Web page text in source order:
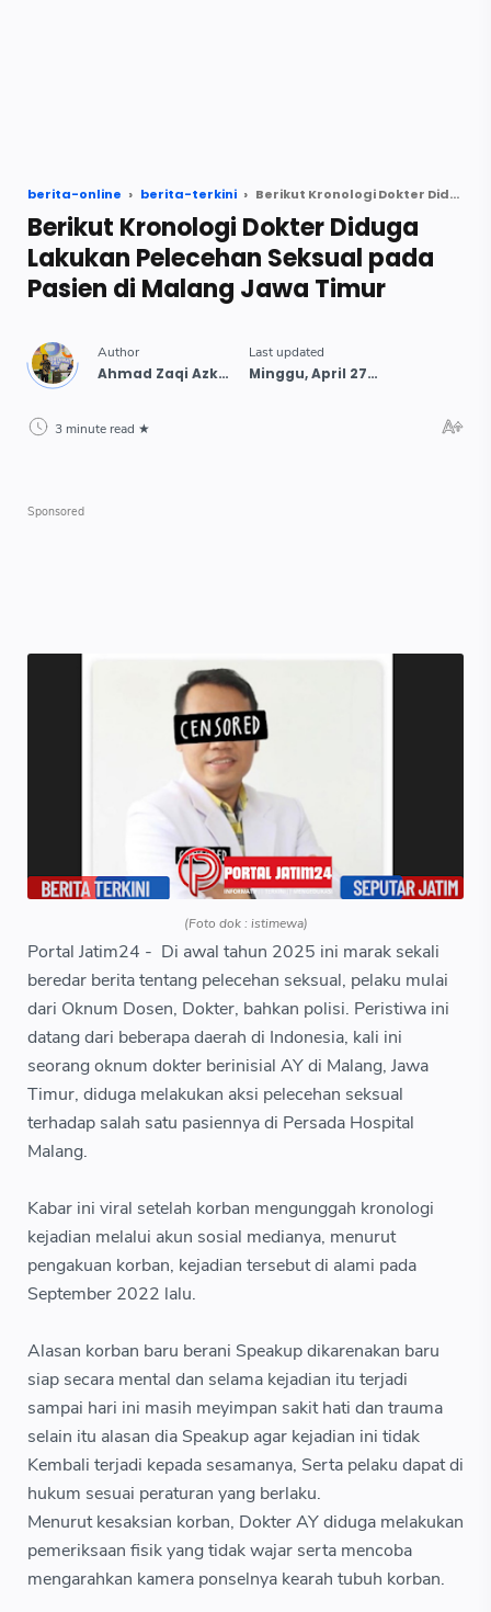
berita-online berita-terkini Berikut Kronologi Dokter Diduga Lakukan Pelecehan Seksual pada Pasien di Malang Jawa Timur
Berikut Kronologi Dokter Diduga
Lakukan Pelecehan Seksual pada
Pasien di Malang Jawa Timur
3 minute read
(Foto dok : istimewa)
Portal Jatim24 - Di awal tahun 2025 ini marak sekali
beredar berita tentang pelecehan seksual, pelaku mulai
dari Oknum Dosen, Dokter, bahkan polisi. Peristiwa ini
datang dari beberapa daerah di Indonesia, kali ini
seorang oknum dokter berinisial AY di Malang, Jawa
Timur, diduga melakukan aksi pelecehan seksual
terhadap salah satu pasiennya di Persada Hospital
Malang.
Kabar ini viral setelah korban mengunggah kronologi
kejadian melalui akun sosial medianya, menurut
pengakuan korban, kejadian tersebut di alami pada
September 2022 lalu.
Alasan korban baru berani Speakup dikarenakan baru
siap secara mental dan selama kejadian itu terjadi
sampai hari ini masih meyimpan sakit hati dan trauma
selain itu alasan dia Speakup agar kejadian ini tidak
Kembali terjadi kepada sesamanya, Serta pelaku dapat di
hukum sesuai peraturan yang berlaku.
Menurut kesaksian korban, Dokter AY diduga melakukan
pemeriksaan fisik yang tidak wajar serta mencoba
mengarahkan kamera ponselnya kearah tubuh korban.